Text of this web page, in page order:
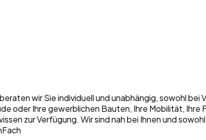
wir Sie individuell und unabhängig, sowohl bei
oder Ihre gewerblichen Bauten, Ihre Mobilität, Ihre
zur Verfügung. Wir sind nah bei Ihnen und